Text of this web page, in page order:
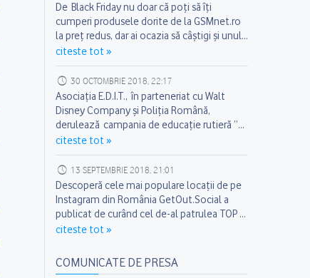
De Black Friday nu doar că poți să îți
cumperi produsele dorite de la GSMnet.ro
la preț redus, dar ai ocazia să câștigi și unul
dintre cele 12 premii cadou (3 x Handsfree
Bluetooth Plantronics Voyager, 4 x Carkit
Bluetooth Parrot MINIKIT NEO 2 HD sau 5 x
Boxa Portabila Bluetooth Yamazoki...
citeste tot »Florin Sîrbu
30 OCTOMBRIE 2018, 22:17
Asociația E.D.I.T., în parteneriat cu Walt
Disney Company și Poliția Română,
derulează campania de educație rutieră “Fii
responsabil pe stradă!”, menită să îi sprijine
pe copiii cu vârste între 4-6 ani, pe părintii și
pe educatorii lor în procesul de învățare a
regulilor...
citeste tot »Florin Sîrbu
13 SEPTEMBRIE 2018, 21:01
Descoperă cele mai populare locații de pe
Instagram din România GetOut.Social a
publicat de curând cel de-al patrulea TOP al
celor mai populare locații de pe Instagram
vizează 12 județe din România a câte 5
categorii de topuri de pe Instagram,...
citeste tot »Florin Sîrbu
COMUNICATE DE PRESA